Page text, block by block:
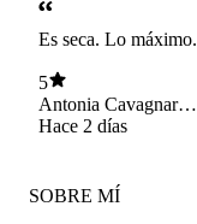
Es seca. Lo máximo.
5
Antonia Cavagnaro
Fuenzalida
Hace 2 días
SOBRE MÍ